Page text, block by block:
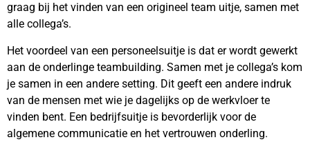
graag bij het vinden van een origineel team uitje, samen met
alle collega’s.
Het voordeel van een personeelsuitje is dat er wordt gewerkt
aan de onderlinge teambuilding. Samen met je collega’s kom
je samen in een andere setting. Dit geeft een andere indruk
van de mensen met wie je dagelijks op de werkvloer te
vinden bent. Een bedrijfsuitje is bevorderlijk voor de
algemene communicatie en het vertrouwen onderling.